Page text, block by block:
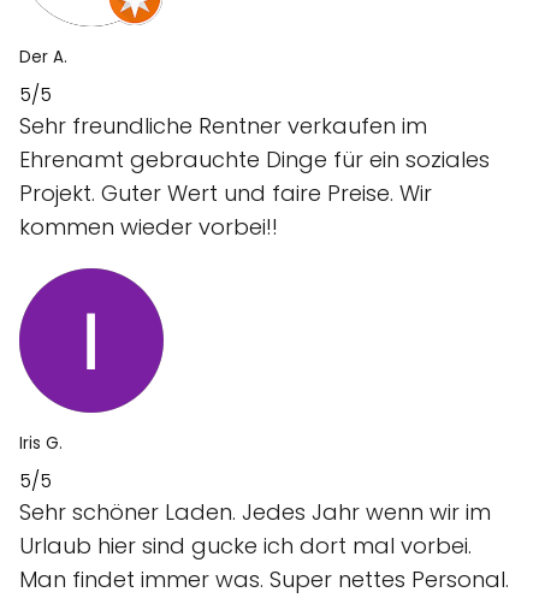
Der A.
5/5
Sehr freundliche Rentner verkaufen im
Ehrenamt gebrauchte Dinge für ein soziales
Projekt. Guter Wert und faire Preise. Wir
kommen wieder vorbei!!
Iris G.
5/5
Sehr schöner Laden. Jedes Jahr wenn wir im
Urlaub hier sind gucke ich dort mal vorbei.
Man findet immer was. Super nettes Personal.